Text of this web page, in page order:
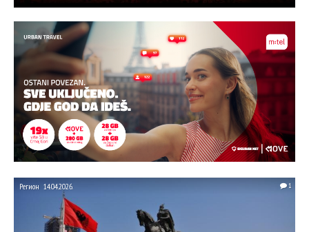
Регион 14.04.2026. 1